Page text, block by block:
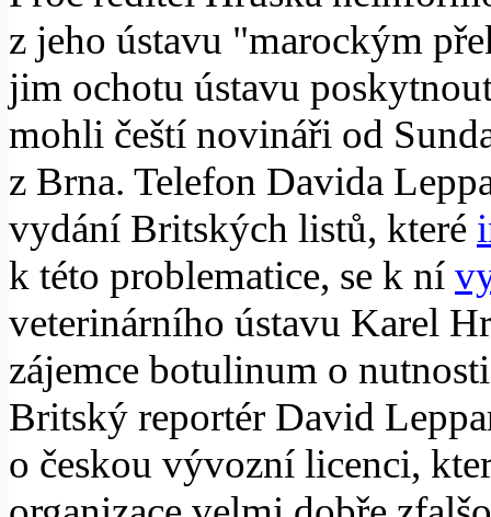
z jeho ústavu "marockým
jim ochotu ústavu
mohli čeští novináři od
z Brna. Telefon Davida
vydání Britských listů, které
k této problematice, se k ní
veterinárního ústavu Karel
zájemce botulinum o
Britský reportér David
o českou vývozní licenci,